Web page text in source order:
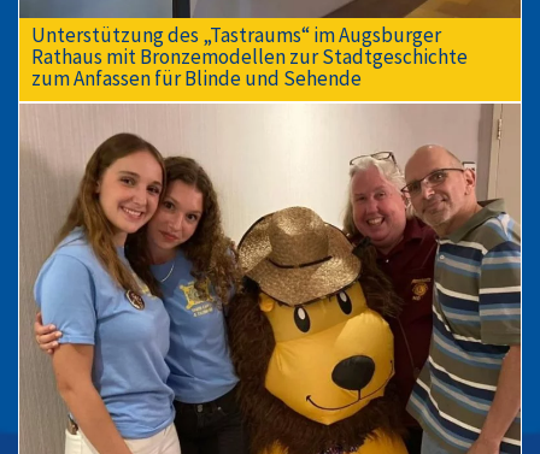
Unterstützung des „Tastraums“ im Augsburger
Rathaus mit Bronzemodellen zur Stadtgeschichte
zum Anfassen für Blinde und Sehende